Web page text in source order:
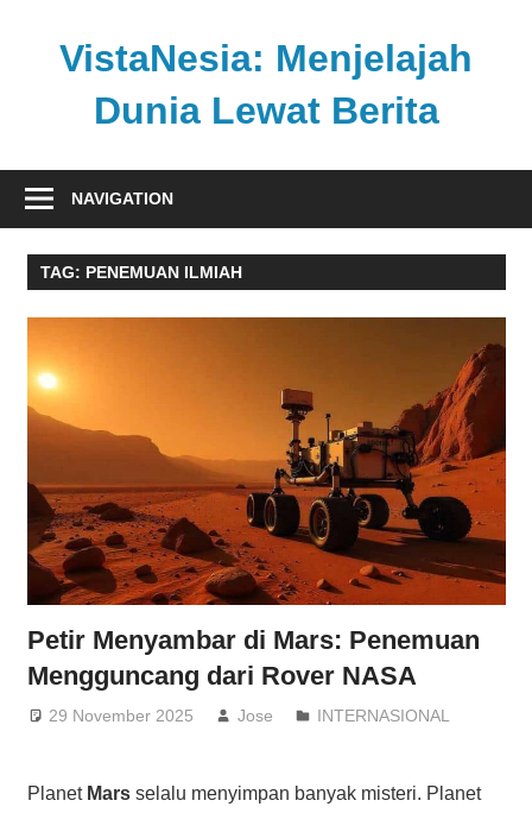
VistaNesia: Menjelajah
Dunia Lewat Berita
nasional
global
dalam
informatif
NAVIGATION
TAG: PENEMUAN ILMIAH
Petir Menyambar di Mars: Penemuan
Mengguncang dari Rover NASA
29 November 2025 Jose INTERNASIONAL
Planet Marsselalu menyimpan banyak misteri. Planet